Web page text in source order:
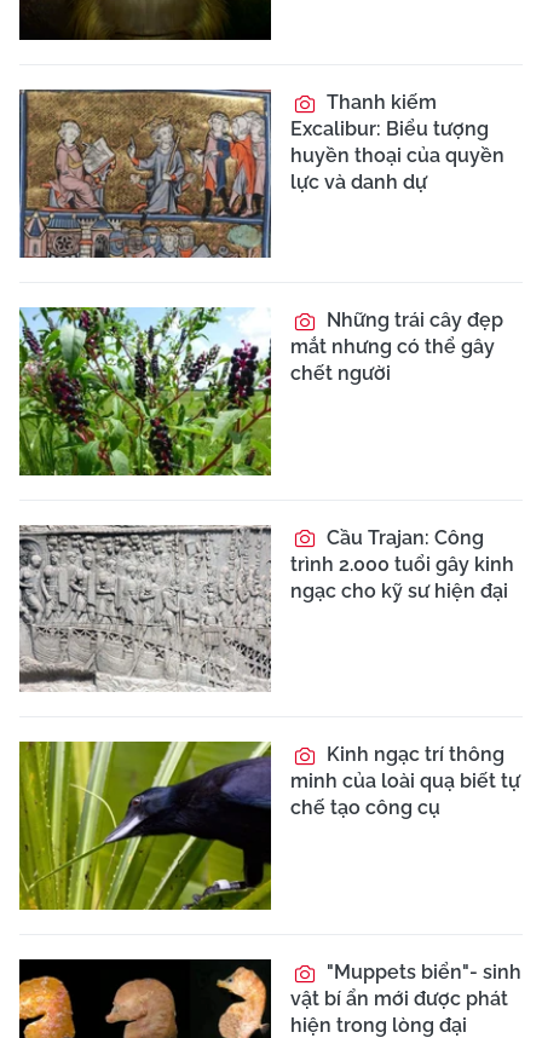
Thanh kiếm
Excalibur: Biểu tượng
huyền thoại của quyền
lực và danh dự
Những trái cây đẹp
mắt nhưng có thể gây
chết người
Cầu Trajan: Công
trình 2.000 tuổi gây kinh
ngạc cho kỹ sư hiện đại
Kinh ngạc trí thông
minh của loài quạ biết tự
chế tạo công cụ
"Muppets biển"- sinh
vật bí ẩn mới được phát
hiện trong lòng đại